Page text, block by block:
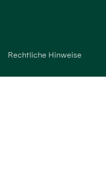
Rechtliche Hinweise